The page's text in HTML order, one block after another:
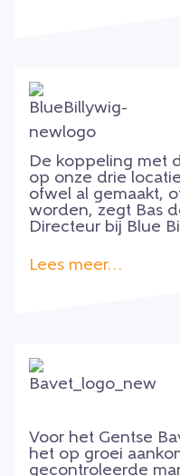
De koppeling met
op onze drie
ofwel al gemaakt,
worden, zegt Bas
Directeur bij Blue
Lees meer…
Voor het Gentse
het op groei
gecontroleerde